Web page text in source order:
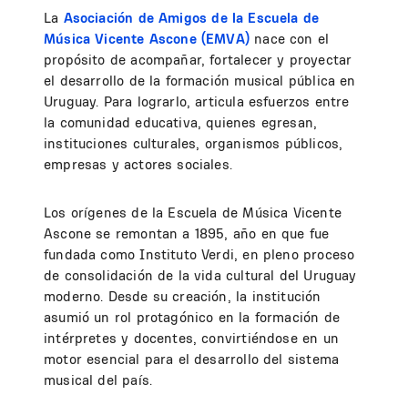
La Asociación de Amigos de la Escuela de
Música Vicente Ascone (EMVA) nace con el
propósito de acompañar, fortalecer y proyectar
el desarrollo de la formación musical pública en
Uruguay. Para lograrlo, articula esfuerzos entre
la comunidad educativa, quienes egresan,
instituciones culturales, organismos públicos,
empresas y actores sociales.
Los orígenes de la Escuela de Música Vicente
Ascone se remontan a 1895, año en que fue
fundada como Instituto Verdi, en pleno proceso
de consolidación de la vida cultural del Uruguay
moderno. Desde su creación, la institución
asumió un rol protagónico en la formación de
intérpretes y docentes, convirtiéndose en un
motor esencial para el desarrollo del sistema
musical del país.